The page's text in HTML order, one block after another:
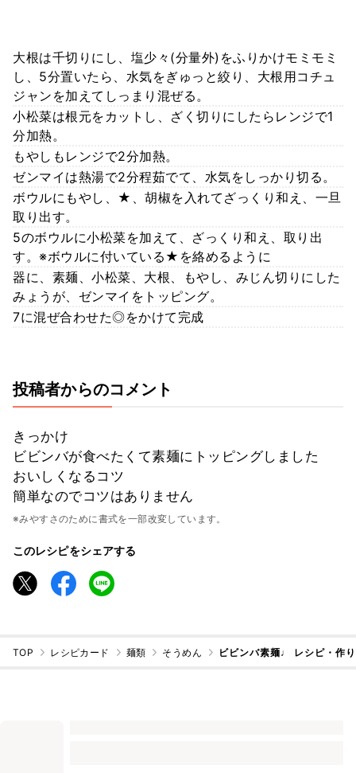
大根は千切りにし、塩少々(分量外)をふりかけモミモミ
し、5分置いたら、水気をぎゅっと絞り、大根用コチュ
ジャンを加えてしっまり混ぜる。
小松菜は根元をカットし、ざく切りにしたらレンジで1
分加熱。
もやしもレンジで2分加熱。
ゼンマイは熱湯で2分程茹でて、水気をしっかり切る。
ボウルにもやし、★、胡椒を入れてざっくり和え、一旦
取り出す。
5のボウルに小松菜を加えて、ざっくり和え、取り出
す。※ボウルに付いている★を絡めるように
器に、素麺、小松菜、大根、もやし、みじん切りにした
みょうが、ゼンマイをトッピング。
7に混ぜ合わせた◎をかけて完成
投稿者からのコメント
きっかけ
ビビンバが食べたくて素麺にトッピングしました
おいしくなるコツ
簡単なのでコツはありません
※みやすさのために書式を一部改変しています。
このレシピをシェアする
TOP レシピカード 麺類 そうめん ビビンバ素麺♩ レシピ・作